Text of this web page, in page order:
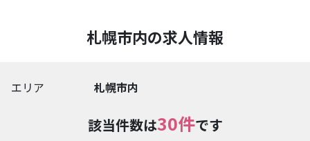
札幌市内の求人情報
エリア 札幌市内
該当件数は30件です